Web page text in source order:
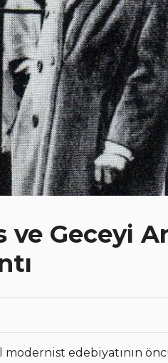
ve Geceyi
modernist edebiyatının